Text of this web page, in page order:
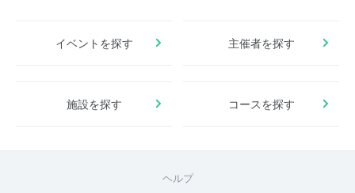
イベントを探す 主催者を探す
施設を探す コースを探す
ヘルプ